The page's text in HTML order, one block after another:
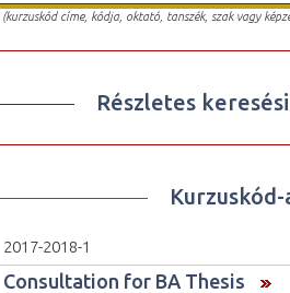
címe, kódja, oktató, tanszék, szak vagy
Részletes
2017-2018-1
Consultation for BA Thesis